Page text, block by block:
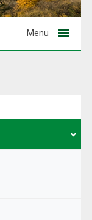
Menu